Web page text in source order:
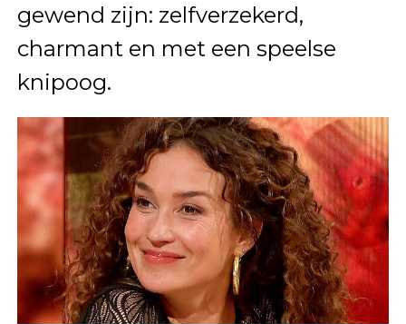
gewend zijn: zelfverzekerd,
charmant en met een speelse
knipoog.